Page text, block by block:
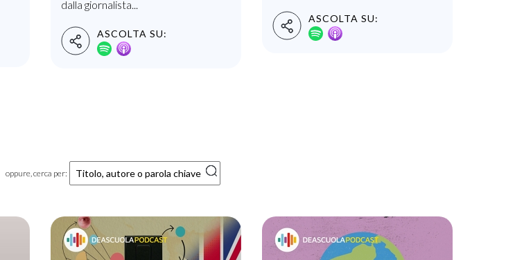
dalla giornalista...
ASCOLTA SU:
ASCOLTA SU:
oppure, cerca per: